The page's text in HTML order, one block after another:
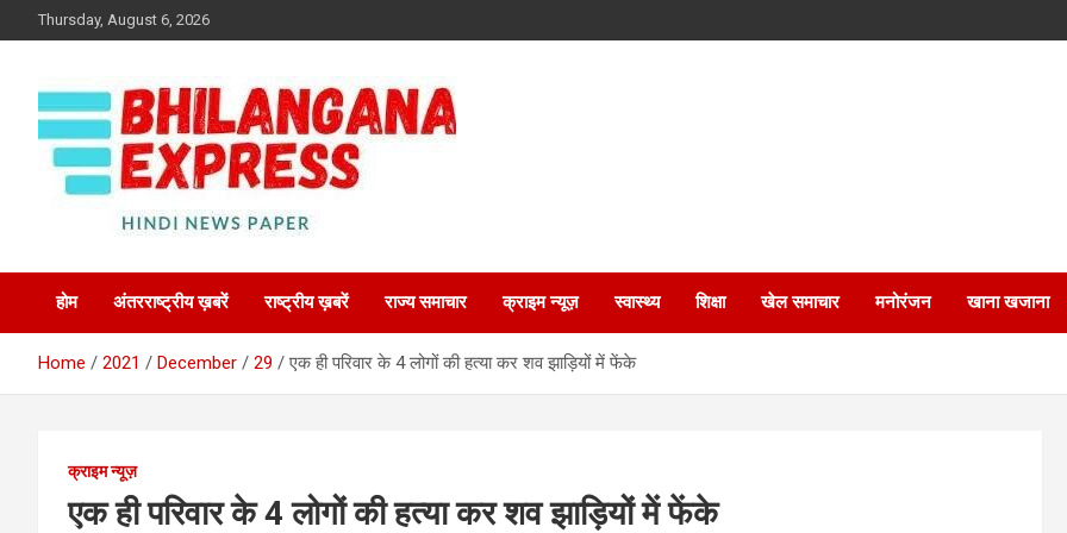
to
Thursday, August 6, 2026
Bhilangana Express
होम अंतरराष्ट्रीय ख़बरें राष्ट्रीय ख़बरें राज्य समाचार क्राइम न्यूज़ स्वास्थ्य शिक्षा खेल समाचार मनोरंजन खाना खजाना
Home 2021 December 29 एक ही परिवार के 4 लोगों की हत्या कर शव झाड़ियों में फेंके
क्राइम न्यूज़
एक ही परिवार के 4 लोगों की हत्या कर शव झाड़ियों में फेंके